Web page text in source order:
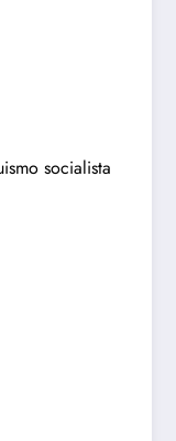
socialista